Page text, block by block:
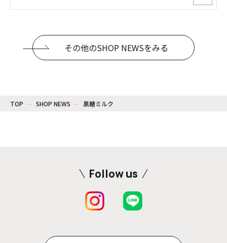
その他のSHOP NEWSをみる
TOP SHOP NEWS 黒糖ミルク
Follow us